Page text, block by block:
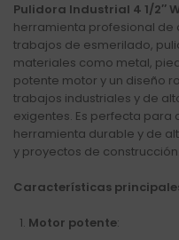
Pulidora Industrial 4 1/2″
herramienta profesional
trabajos de esmerilado,
materiales como metal,
potente motor y un diseño
trabajos industriales y de
exigentes. Es perfecta
herramienta durable y de
y proyectos de construcción.
Características
Motor potente: